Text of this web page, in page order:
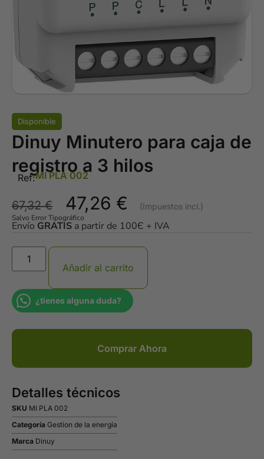
Disponible
Dinuy Minutero para caja de
registro a 3 hilos
Ref:MI PLA 002
67,32€ 47,26 €
Salvo Error Tipográfico
Envío GRATIS a partir de 100Є + IVA
Añadir al carrito
¿tienes alguna duda?
Comprar Ahora
Detalles técnicos
SKU MI PLA 002
Categoría Gestion de la energía
Marca Dinuy